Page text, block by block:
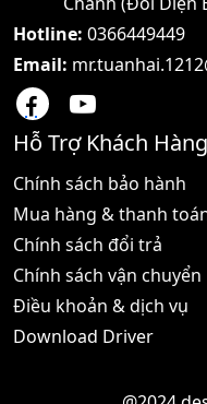
ứng dụng rộng rãi
Hotline: 0366449449
Email:
Hỗ Trợ Khách Hàng
Chính sách bảo hành
Mua hàng & thanh
Chính sách đổi trả
Chính sách vận chuyển
Điều khoản & dịch vụ
Download Driver